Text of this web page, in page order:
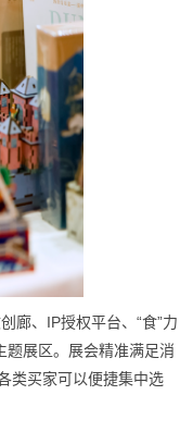
廊、IP授权平台、“食”力
题展区。展会精准满足消
类买家可以便捷集中选